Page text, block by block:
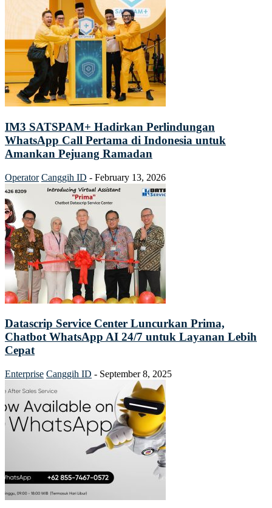
IM3 SATSPAM+ Hadirkan Perlindungan
WhatsApp Call Pertama di Indonesia untuk
Amankan Pejuang Ramadan
Operator Canggih ID - February 13, 2026
Datascrip Service Center Luncurkan Prima,
Chatbot WhatsApp AI 24/7 untuk Layanan Lebih
Cepat
Enterprise Canggih ID - September 8, 2025